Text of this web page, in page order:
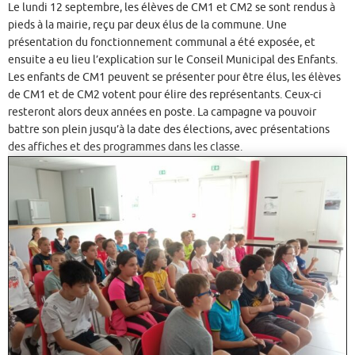
Le lundi 12 septembre, les élèves de CM1 et CM2 se sont rendus à
pieds à la mairie, reçu par deux élus de la commune. Une
présentation du fonctionnement communal a été exposée, et
ensuite a eu lieu l’explication sur le Conseil Municipal des Enfants.
Les enfants de CM1 peuvent se présenter pour être élus, les élèves
de CM1 et de CM2 votent pour élire des représentants. Ceux-ci
resteront alors deux années en poste. La campagne va pouvoir
battre son plein jusqu’à la date des élections, avec présentations
des affiches et des programmes dans les classe.